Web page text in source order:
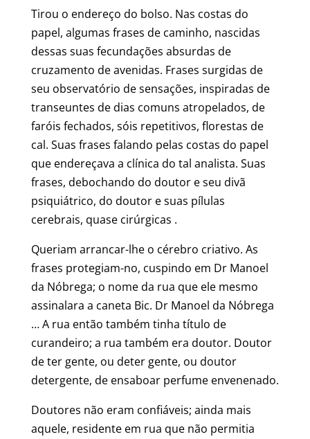
Tirou o endereço do bolso. Nas costas do
papel, algumas frases de caminho, nascidas
dessas suas fecundações absurdas de
cruzamento de avenidas. Frases surgidas de
seu observatório de sensações, inspiradas de
transeuntes de dias comuns atropelados, de
faróis fechados, sóis repetitivos, florestas de
cal. Suas frases falando pelas costas do papel
que endereçava a clínica do tal analista. Suas
frases, debochando do doutor e seu divã
psiquiátrico, do doutor e suas pílulas
cerebrais, quase cirúrgicas .
Queriam arrancar-lhe o cérebro criativo. As
frases protegiam-no, cuspindo em Dr Manoel
da Nóbrega; o nome da rua que ele mesmo
assinalara a caneta Bic. Dr Manoel da Nóbrega
… A rua então também tinha título de
curandeiro; a rua também era doutor. Doutor
de ter gente, ou deter gente, ou doutor
detergente, de ensaboar perfume envenenado.
Doutores não eram confiáveis; ainda mais
aquele, residente em rua que não permitia